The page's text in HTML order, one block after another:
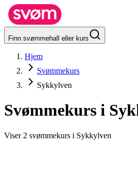
Finn svømmehall eller kurs
Hjem
Svømmekurs
Sykkylven
Svømmekurs i
Viser 2 svømmekurs i Sykkylven